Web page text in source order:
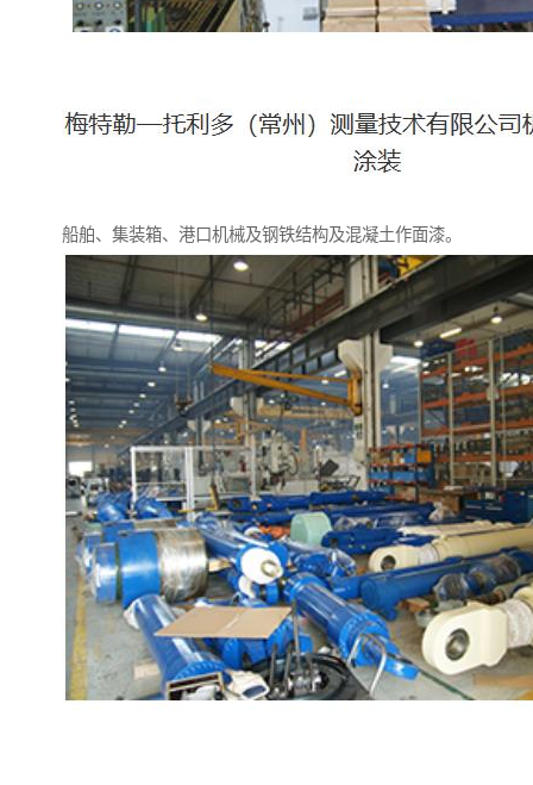
船舶、集装箱、港口机械及钢铁结构及混凝土作面漆。